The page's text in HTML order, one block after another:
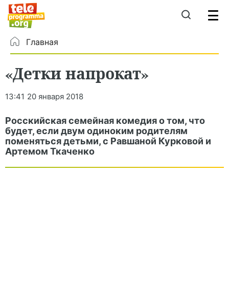
Главная
«Детки напрокат»
13:41 20 января 2018
Росскийская семейная комедия о том, что
будет, если двум одиноким родителям
поменяться детьми, с Равшаной Курковой и
Артемом Ткаченко